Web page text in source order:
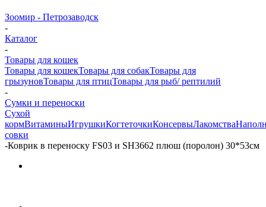
Зоомир - Петрозаводск
-
Каталог
-
Товары для кошек
Товары для кошекТовары для собакТовары для
грызуновТовары для птицТовары для рыб/ рептилий
-
Сумки и переноски
Cухой
кормВитаминыИгрушкиКогтеточкиКонсервыЛакомства
совки
-Коврик в переноску FS03 и SH3662 плюш (поролон) 30*53см